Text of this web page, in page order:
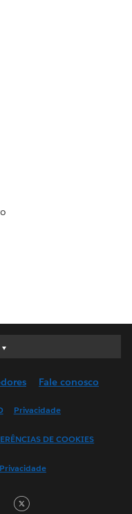
Fale conosco
Privacidade
DE COOKIES
Facebook